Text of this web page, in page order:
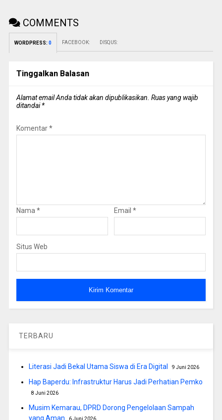
COMMENTS
WORDPRESS: 0 FACEBOOK: DISQUS:
Tinggalkan Balasan
Alamat email Anda tidak akan dipublikasikan. Ruas yang wajib
ditandai*
Komentar*
Nama * Email *
Situs Web
TERBARU
Literasi Jadi Bekal Utama Siswa di Era Digital 9 Juni 2026
Hap Baperdu: Infrastruktur Harus Jadi Perhatian Pemko
8 Juni 2026
Musim Kemarau, DPRD Dorong Pengelolaan Sampah
yang Aman
6 Juni 2026